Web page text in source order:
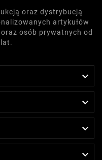
oraz dystrybucją
artykułów
osób prywatnych od



